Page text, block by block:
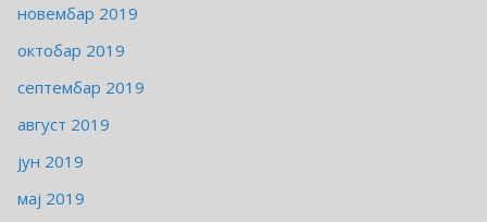
новембар 2019
октобар 2019
септембар 2019
август 2019
јун 2019
мај 2019